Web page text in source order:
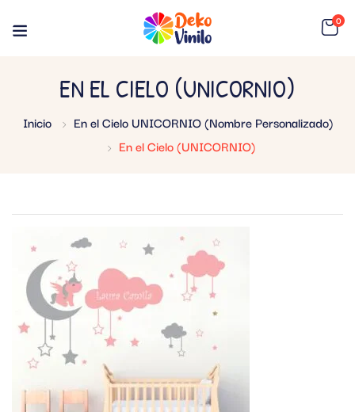
0
EN EL CIELO (UNICORNIO)
Inicio
En el Cielo UNICORNIO (Nombre Personalizado)
En el Cielo (UNICORNIO)